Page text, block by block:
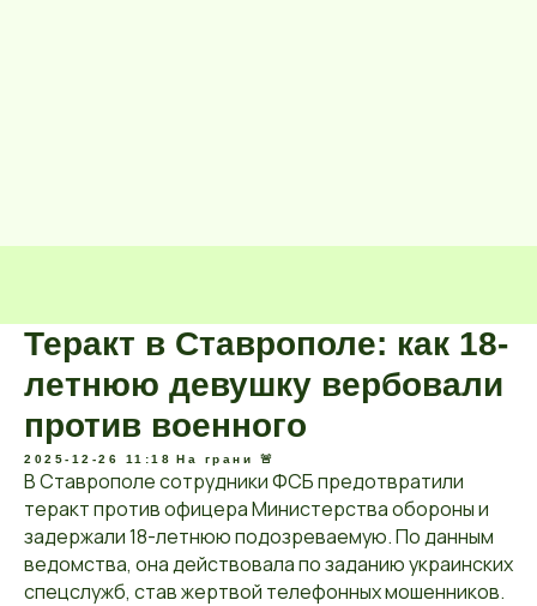
Теракт в Ставрополе: как 18-
летнюю девушку вербовали
против военного
2025-12-26 11:18 На грани 🚨
В Ставрополе сотрудники ФСБ предотвратили
теракт против офицера Министерства обороны и
задержали 18-летнюю подозреваемую. По данным
ведомства, она действовала по заданию украинских
спецслужб, став жертвой телефонных мошенников.